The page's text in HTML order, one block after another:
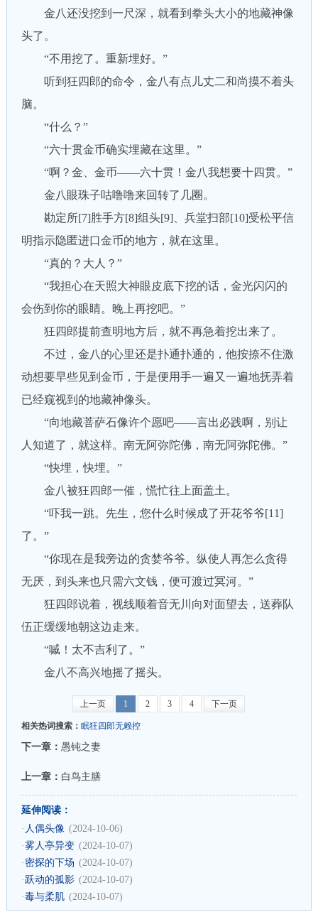
金八还没挖到一尺深，就看到拳头大小的地藏神像
头了。
“不用挖了。重新埋好。”
听到狂四郎的命令，金八有点儿丈二和尚摸不着头
脑。
“什么？”
“六十贯金币确实埋藏在这里。”
“啊？金、金币——六十贯！金八我想要十四贯。”
金八眼珠子咕噜噜来回转了几圈。
勘定所[7]胜手方[8]组头[9]、兵堂扫部[10]受松平信
明指示隐匿进口金币的地方，就在这里。
“真的？大人？”
“我担心在天照大神眼皮底下挖的话，金光闪闪的
会伤到你的眼睛。晚上再挖吧。”
狂四郎提前查明地方后，就不再急着挖出来了。
不过，金八的心里还是扑通扑通的，他按捺不住激
动想要早些见到金币，于是便用手一遍又一遍地抚弄着
已经窥视到的地藏神像头。
“向地藏菩萨石像许个愿吧——言出必践啊，别让
人知道了，就这样。南无阿弥陀佛，南无阿弥陀佛。”
“快埋，快埋。”
金八被狂四郎一催，慌忙往上面盖土。
“吓我一跳。先生，您什么时候成了开花爷爷[11]
了。”
“你现在是我旁边的贪婪爷爷。纵使人再怎么贪得
无厌，到头来也只需六文钱，便可渡过冥河。”
狂四郎说着，视线顺着音无川向对面望去，送葬队
伍正缓缓地朝这边走来。
“嘁！太不吉利了。”
金八不高兴地摇了摇头。
上一页 1 2 3 4 下一页
相关热词搜索： 眠狂四郎无赖控
下一章： 愚钝之妻
上一章： 白鸟主膳
延伸阅读：
· 人偶头像 (2024-10-06)
·雾人亭异变 (2024-10-07)
· 密探的下场 (2024-10-07)
·跃动的孤影 (2024-10-07)
·毒与柔肌 (2024-10-07)